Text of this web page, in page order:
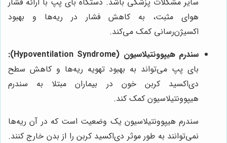
هوای مثبت، به کاهش فشار در ریه‌ها و بهبود
اکسیژن‌رسانی کمک می‌کند.
سندرم هیپوونتیلاسیون (Hypoventilation Syndrome):
بای پپ می‌تواند به بهبود تهویه ریه‌ها و کاهش سطح
دی‌اکسید کربن خون در بیماران مبتلا به سندرم
هیپوونتیلاسیون کمک کند.
سندرم هیپوونتیلاسیون یک وضعیت است که در آن ریه‌ها
نمی‌توانند به طور موثر دی‌اکسید کربن را از بدن خارج کنند.